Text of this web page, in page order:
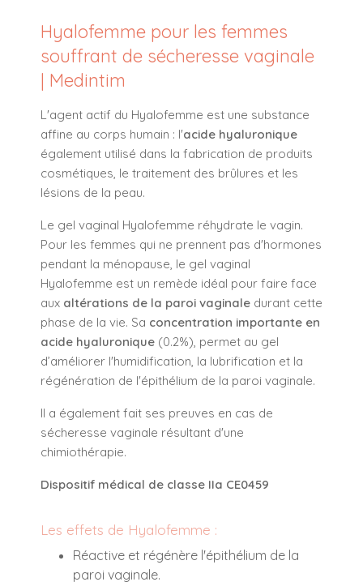
Hyalofemme pour les femmes
souffrant de sécheresse vaginale
| Medintim
L'agent actif du Hyalofemme est une substance
affine au corps humain : l'acide hyaluronique
également utilisé dans la fabrication de produits
cosmétiques, le traitement des brûlures et les
lésions de la peau.
Le gel vaginal Hyalofemme réhydrate le vagin.
Pour les femmes qui ne prennent pas d'hormones
pendant la ménopause, le gel vaginal
Hyalofemme est un remède idéal pour faire face
aux altérations de la paroi vaginale durant cette
phase de la vie. Sa concentration importante en
acide hyaluronique (0.2%), permet au gel
d’améliorer l'humidification, la lubrification et la
régénération de l'épithélium de la paroi vaginale.
Il a également fait ses preuves en cas de
sécheresse vaginale résultant d'une
chimiothérapie.
Dispositif médical de classe IIa CE0459
Les effets de Hyalofemme :
Réactive et régénère l'épithélium de la
paroi vaginale.